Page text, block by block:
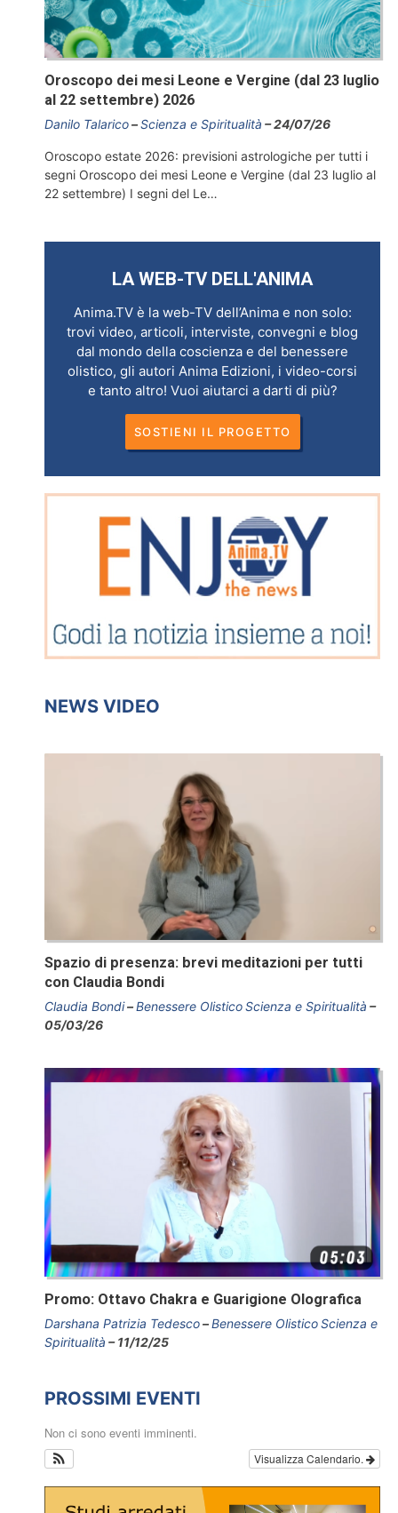
Oroscopo dei mesi Leone e Vergine (dal 23 luglio
al 22 settembre) 2026
Danilo Talarico Scienza e Spiritualità 24/07/26
Oroscopo estate 2026: previsioni astrologiche per tutti i
segni Oroscopo dei mesi Leone e Vergine (dal 23 luglio al
22 settembre) I segni del Le…
LA WEB-TV DELL'ANIMA
Anima.TV è la web-TV dell’Anima e non solo:
trovi video, articoli, interviste, convegni e blog
dal mondo della coscienza e del benessere
olistico, gli autori Anima Edizioni, i video-corsi
e tanto altro! Vuoi aiutarci a darti di più?
SOSTIENI IL PROGETTO
NEWS VIDEO
Spazio di presenza: brevi meditazioni per tutti
con Claudia Bondi
Claudia Bondi Benessere OlisticoScienza e Spiritualità
05/03/26
Promo: Ottavo Chakra e Guarigione Olografica
Darshana Patrizia Tedesco Benessere OlisticoScienza e
Spiritualità
11/12/25
PROSSIMI EVENTI
Non ci sono eventi imminenti.
Visualizza Calendario.